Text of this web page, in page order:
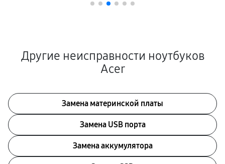
Другие неисправности ноутбуков
Acer
Замена материнской платы
Замена USB порта
Замена аккумулятора